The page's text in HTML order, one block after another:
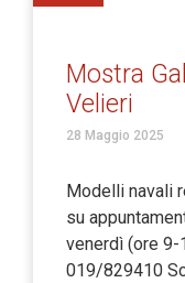
Mostra
Velieri
28 Maggio 2025
Modelli navali
su
venerdì (ore 9-
019/829410